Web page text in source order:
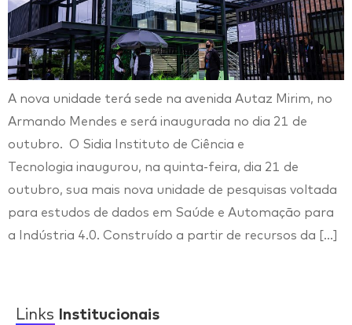
A nova unidade terá sede na avenida Autaz Mirim, no
Armando Mendes e será inaugurada no dia 21 de
outubro. O Sidia Instituto de Ciência e
Tecnologia inaugurou, na quinta-feira, dia 21 de
outubro, sua mais nova unidade de pesquisas voltada
para estudos de dados em Saúde e Automação para
a Indústria 4.0. Construído a partir de recursos da […]
Links Institucionais